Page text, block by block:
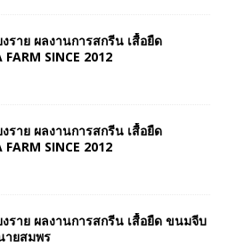
ราย ผลงานการสกรีน เสื้อยืด
FARM SINCE 2012
ราย ผลงานการสกรีน เสื้อยืด
FARM SINCE 2012
งราย ผลงานการสกรีน เสื้อยืด ขนมจีบ
ายสมพร